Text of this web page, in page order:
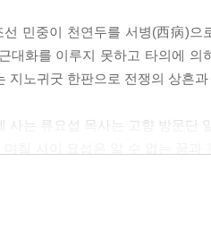
선 민중이 천연두를 서병(西病)
대화를 이루지 못하고 타의에
지노귀굿 한판으로 전쟁의 상흔
사는 류요섭 목사는 고향 방문